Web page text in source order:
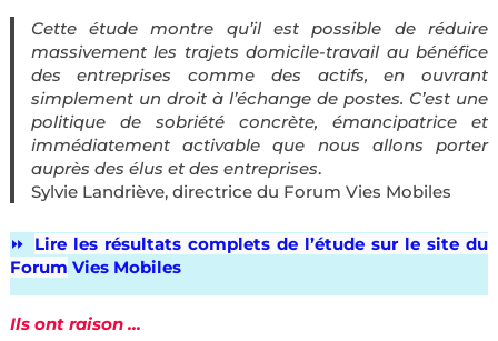
Cette étude montre qu’il est possible de réduire
massivement les trajets domicile-travail au bénéfice
des entreprises comme des actifs, en ouvrant
simplement un droit à l’échange de postes. C’est une
politique de sobriété concrète, émancipatrice et
immédiatement activable que nous allons porter
auprès des élus et des entreprises.
Sylvie Landriève, directrice du Forum Vies Mobiles
⏩️ Lire les résultats complets de l’étude sur le site du
Forum Vies Mobiles
Ils ont raison …